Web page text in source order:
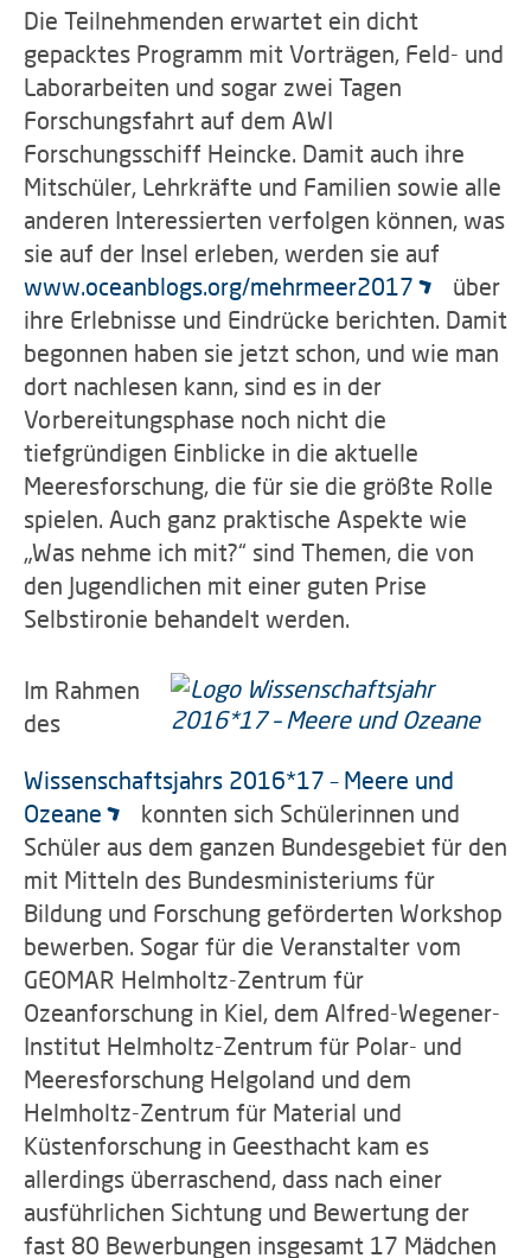
Die Teilnehmenden erwartet ein dicht
gepacktes Programm mit Vorträgen, Feld- und
Laborarbeiten und sogar zwei Tagen
Forschungsfahrt auf dem AWI
Forschungsschiff Heincke. Damit auch ihre
Mitschüler, Lehrkräfte und Familien sowie alle
anderen Interessierten verfolgen können, was
sie auf der Insel erleben, werden sie auf
www.oceanblogs.org/mehrmeer2017
über
ihre Erlebnisse und Eindrücke berichten. Damit
begonnen haben sie jetzt schon, und wie man
dort nachlesen kann, sind es in der
Vorbereitungsphase noch nicht die
tiefgründigen Einblicke in die aktuelle
Meeresforschung, die für sie die größte Rolle
spielen. Auch ganz praktische Aspekte wie
„Was nehme ich mit?“ sind Themen, die von
den Jugendlichen mit einer guten Prise
Selbstironie behandelt werden.
Im Rahmen
des
Wissenschaftsjahrs 2016*17 – Meere und
Ozeane
konnten sich Schülerinnen und
Schüler aus dem ganzen Bundesgebiet für den
mit Mitteln des Bundesministeriums für
Bildung und Forschung geförderten Workshop
bewerben. Sogar für die Veranstalter vom
GEOMAR Helmholtz-Zentrum für
Ozeanforschung in Kiel, dem Alfred-Wegener-
Institut Helmholtz-Zentrum für Polar- und
Meeresforschung Helgoland und dem
Helmholtz-Zentrum für Material und
Küstenforschung in Geesthacht kam es
allerdings überraschend, dass nach einer
ausführlichen Sichtung und Bewertung der
fast 80 Bewerbungen insgesamt 17 Mädchen